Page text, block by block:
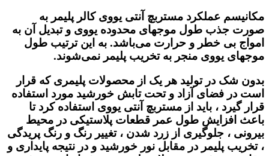
مکانیسم عملکرد مستربچ آنتی یووی کالر پلیمر به
صورت جذب طول موجهای محدوده یووی و تبدیل آن به
امواج بی خطر و حرارت می‌باشد. به این ترتیب طول
موجهای یووی منجر به تخریب پلیمر نمی‌شوند.
بدون شک در تولید هر یک از محصولات پلیمری که قرار
است در فضای آزاد و تحت تابش خورشید مورد استفاده
قرار گیرد ، باید از مستربچ‌ آنتی یووی استفاده کرد تا
باعث افزایش طول عمر قطعات پلاستیکی در محیط
بیرونی ، جلوگیری از زرد شدن ، تغییر رنگ و رنگ ‌پریدگی
، تخریب پلیمر در مقابل نور خورشید و در نتیجه پایداری و